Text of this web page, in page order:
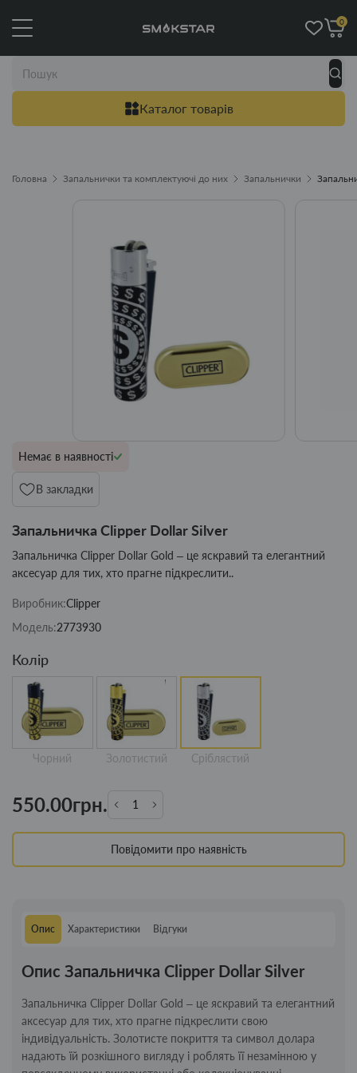
Каталог товарів
0
Головна Запальнички та комплектуючі до них Запальнички
Немає в наявності
В закладки
Запальничка Clipper Dollar Silver
Запальничка Clipper Dollar Gold – це яскравий та елегантний
аксесуар для тих, хто прагне підкреслити..
Виробник:Clipper
Модель:2773930
Колір
Чорний Золотистий Сріблястий
550.00грн.
Повідомити про наявність
Опис Характеристики Відгуки
Опис Запальничка Clipper Dollar Silver
Запальничка Clipper Dollar Gold – це яскравий та елегантний
аксесуар для тих, хто прагне підкреслити свою
індивідуальність. Золотисте покриття та символ долара
надають їй розкішного вигляду і роблять її незамінною у